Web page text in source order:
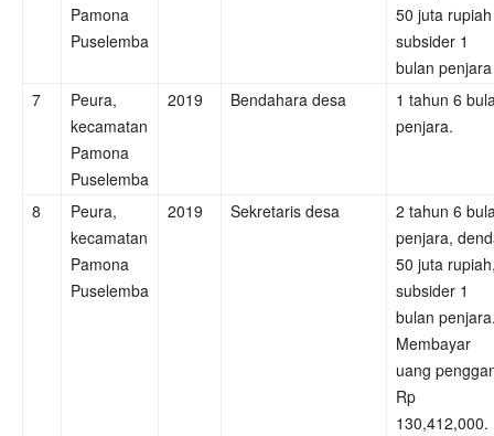
Pamona
Puselemba
50 juta rupiah
subsider 1
bulan penjara
7
Peura,
kecamatan
Pamona
Puselemba
2019 Bendahara desa
1 tahun 6
penjara.
8
Peura,
kecamatan
Pamona
Puselemba
2019 Sekretaris desa
2 tahun 6
penjara,
50 juta
subsider 1
bulan
Membayar
uang
Rp
130,412,000.